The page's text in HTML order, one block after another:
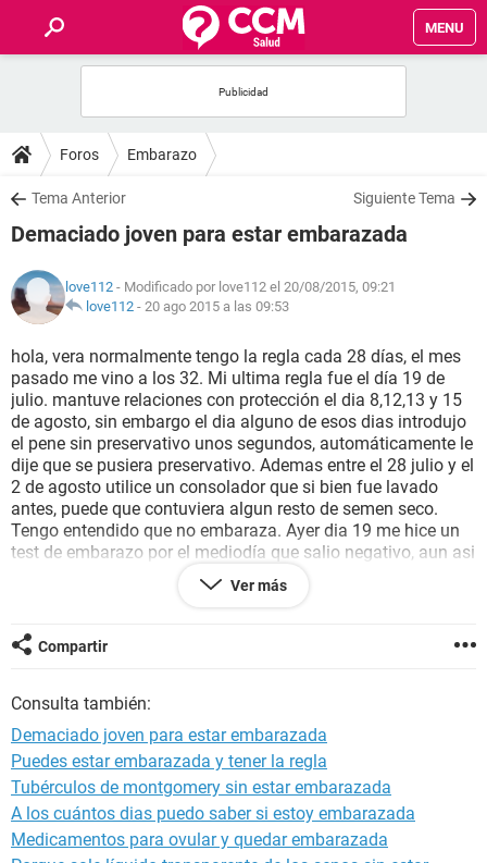
MENU
FOROS
SALUD
NUTRICIÓN
BIENESTAR
SEXUALIDAD
GLOSARIO
Foros Embarazo
Tema Anterior Siguiente Tema
Demaciado joven para estar embarazada
love112 - Modificado por love112 el 20/08/2015, 09:21
love112 - 20 ago 2015 a las 09:53
hola, vera normalmente tengo la regla cada 28 días, el mes
pasado me vino a los 32. Mi ultima regla fue el día 19 de
julio. mantuve relaciones con protección el dia 8,12,13 y 15
de agosto, sin embargo el dia alguno de esos dias introdujo
el pene sin preservativo unos segundos, automáticamente le
dije que se pusiera preservativo. Ademas entre el 28 julio y el
2 de agosto utilice un consolador que si bien fue lavado
antes, puede que contuviera algun resto de semen seco.
Tengo entendido que no embaraza. Ayer dia 19 me hice un
test de embarazo por el mediodía que salio negativo, aun asi
sigo muy nerviosa pues no se si sera un falso negativo ya
que no fue con la primera orina de la mañana. Que
Ver más
Compartir
Consulta también:
Demaciado joven para estar embarazada
Puedes estar embarazada y tener la regla
Tubérculos de montgomery sin estar embarazada
A los cuántos dias puedo saber si estoy embarazada
Medicamentos para ovular y quedar embarazada